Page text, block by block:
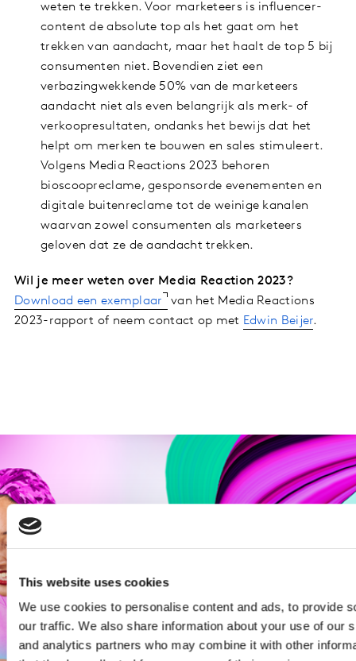
This website uses cookies
We use cookies to personalise content and ads, to provide
our traffic. We also share information about your use of our
and analytics partners who may combine it with other
weten te trekken. Voor marketeers is influencer-
content de absolute top als het gaat om het
trekken van aandacht, maar het haalt de top 5 bij
consumenten niet. Bovendien ziet een
verbazingwekkende 50% van de marketeers
aandacht niet als even belangrijk als merk- of
verkoopresultaten, ondanks het bewijs dat het
helpt om merken te bouwen en sales stimuleert.
Volgens Media Reactions 2023 behoren
bioscoopreclame, gesponsorde evenementen en
digitale buitenreclame tot de weinige kanalen
waarvan zowel consumenten als marketeers
geloven dat ze de aandacht trekken.
Wil je meer weten over Media Reaction 2023?
Download een exemplaar van het Media Reactions
2023-rapport of neem contact op met Edwin Beijer.